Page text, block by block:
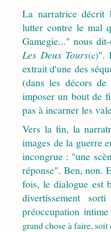
La narratrice décrit
lutter contre le mal
Gamegie..." nous
Les Deux Tours(c)".
extrait d'une des
(dans les décors
imposer un bout de
pas à incarner les
Vers la fin, la
images de la guerre
incongrue : "une
réponse". Ben, non.
fois, le dialogue est
divertissement
préoccupation
grand chose à faire, soit